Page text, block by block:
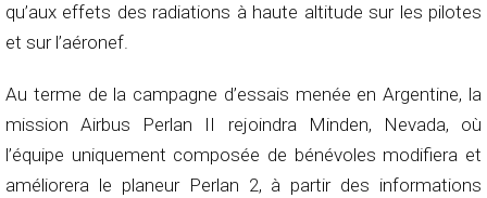
qu’aux effets des radiations à haute altitude sur les pilotes
et sur l’aéronef.
Au terme de la campagne d’essais menée en Argentine, la
mission Airbus Perlan II rejoindra Minden, Nevada, où
l’équipe uniquement composée de bénévoles modifiera et
améliorera le planeur Perlan 2, à partir des informations